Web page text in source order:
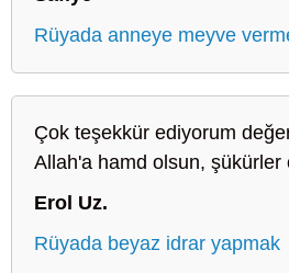
Rüyada anneye meyve
Çok teşekkür ediyorum
Allah'a hamd olsun, şükürler
Erol Uz.
Rüyada beyaz idrar yapmak